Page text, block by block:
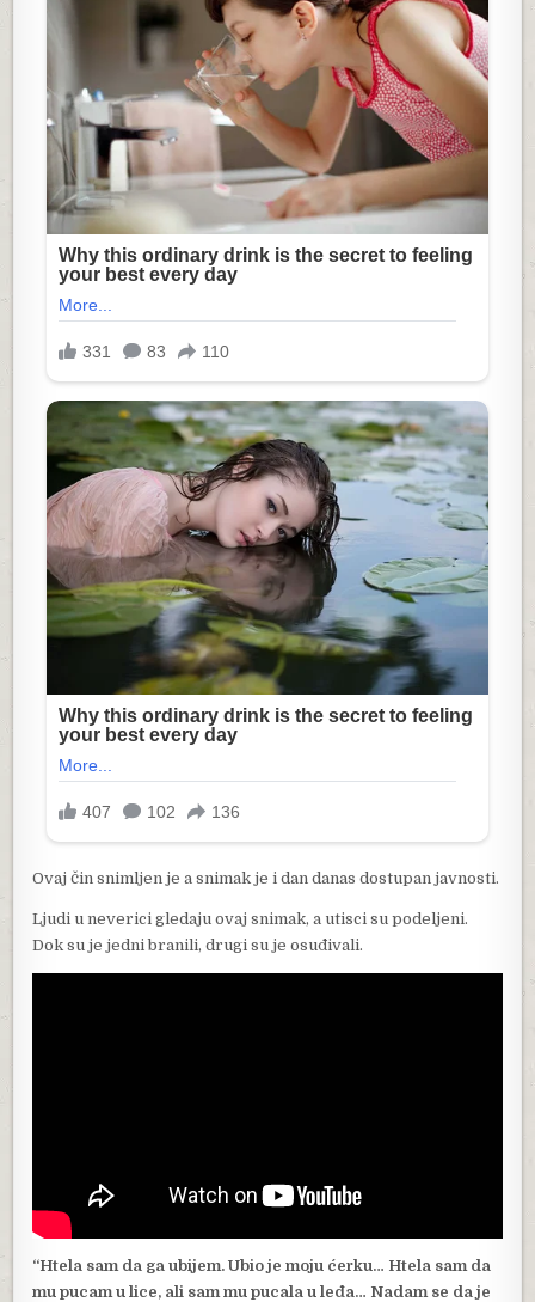
Ovaj čin snimljen je a snimak je i dan danas dostupan javnosti.
Ljudi u neverici gledaju ovaj snimak, a utisci su podeljeni.
Dok su je jedni branili, drugi su je osuđivali.
“Htela sam da ga ubijem. Ubio je moju ćerku… Htela sam da
mu pucam u lice, ali sam mu pucala u leđa… Nadam se da je